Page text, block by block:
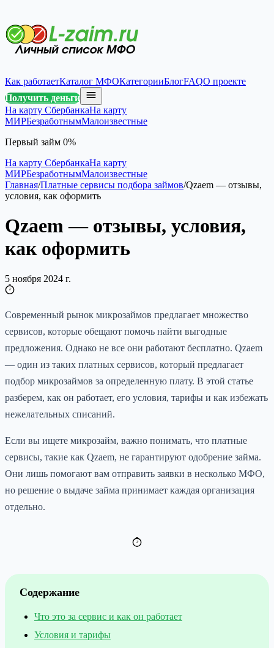
Как работаетКаталог МФОКатегорииБлогFAQО проекте
Получить деньги
На карту СбербанкаНа карту
МИРБезработнымМалоизвестные
Первый займ 0%
На карту СбербанкаНа карту
МИРБезработнымМалоизвестные
Главная/Платные сервисы подбора займов/Qzaem — отзывы,
условия, как оформить
Qzaem — отзывы, условия,
как оформить
5 ноября 2024 г.
Современный рынок микрозаймов предлагает множество
сервисов, которые обещают помочь найти выгодные
предложения. Однако не все они работают бесплатно. Qzaem
— один из таких платных сервисов, который предлагает
подбор микрозаймов за определенную плату. В этой статье
разберем, как он работает, его условия, тарифы и как избежать
нежелательных списаний.
Если вы ищете микрозайм, важно понимать, что платные
сервисы, такие как Qzaem, не гарантируют одобрение займа.
Они лишь помогают вам отправить заявки в несколько МФО,
но решение о выдаче займа принимает каждая организация
отдельно.
Содержание
Что это за сервис и как он работает
Условия и тарифы